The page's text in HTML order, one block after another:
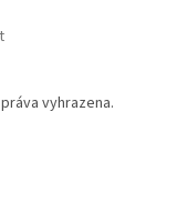
vyhrazena.